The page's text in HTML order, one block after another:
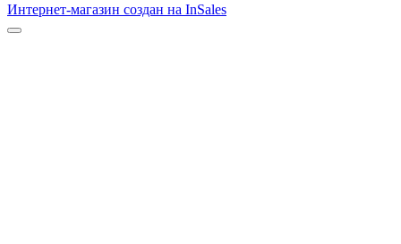
Интернет-магазин создан на InSales